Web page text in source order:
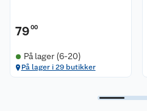
7900
På lager (6-20)
På lager i 29 butikker